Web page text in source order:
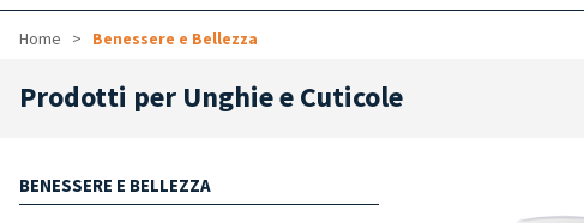
Home Benessere e Bellezza
Prodotti per Unghie e Cuticole
BENESSERE E BELLEZZA